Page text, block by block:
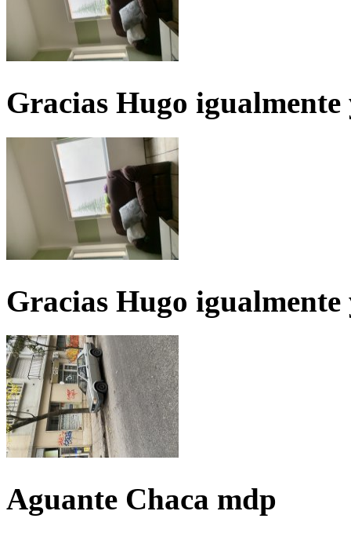
Gracias Hugo igualmente
Gracias Hugo igualmente
Aguante Chaca mdp